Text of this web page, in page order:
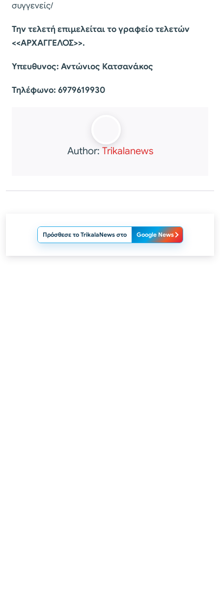
συγγενείς/
Την τελετή επιμελείται το γραφείο τελετών
<<ΑΡΧΑΓΓΕΛΟΣ>>.
Υπευθυνος: Αντώνιος Κατσανάκος
Τηλέφωνο: 6979619930
Author: Trikalanews
Πρόσθεσε το TrikalaNews στο Google News